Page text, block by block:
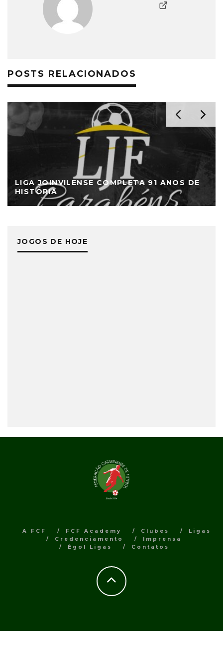
POSTS RELACIONADOS
LIGA JOINVILENSE COMPLETA 91 ANOS DE
HISTÓRIA
JOGOS DE HOJE
A FCF FCF Academy Clubes
Ligas
Credenciamento
Imprensa
Égol Ligas
Contatos